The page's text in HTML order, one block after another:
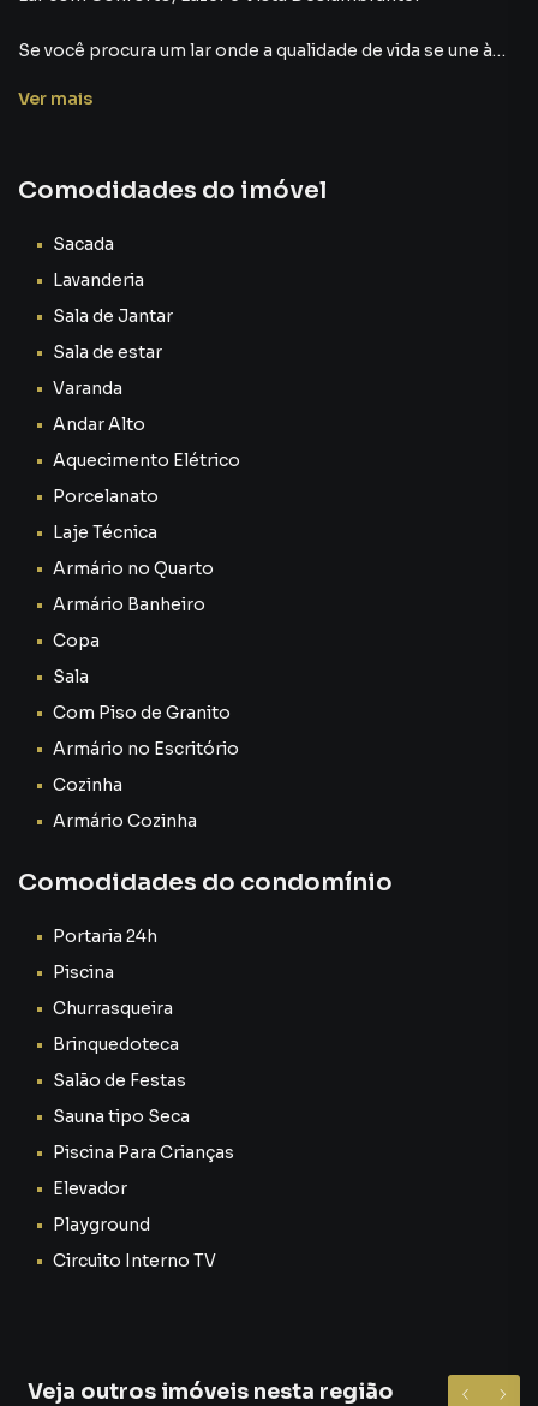
Ver mais
Comodidades do imóvel
Sacada
Lavanderia
Sala de Jantar
Sala de estar
Varanda
Andar Alto
Aquecimento Elétrico
Porcelanato
Laje Técnica
Armário no Quarto
Armário Banheiro
Copa
Sala
Com Piso de Granito
Armário no Escritório
Cozinha
Armário Cozinha
Comodidades do condomínio
Portaria 24h
Piscina
Churrasqueira
Brinquedoteca
Salão de Festas
Sauna tipo Seca
Piscina Para Crianças
Elevador
Playground
Circuito Interno TV
Veja outros imóveis nesta região